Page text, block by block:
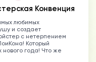
Конвенция
любимых
и создает
с нетерпением
Который
нового года! Что же